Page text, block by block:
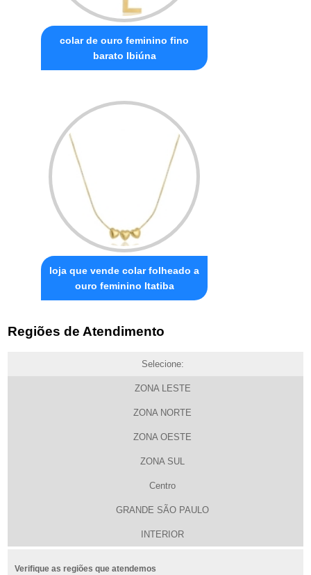
colar de ouro feminino fino
barato Ibiúna
loja que vende colar folheado a
ouro feminino Itatiba
Regiões de Atendimento
Selecione:
ZONA LESTE
ZONA NORTE
ZONA OESTE
ZONA SUL
Centro
GRANDE SÃO PAULO
INTERIOR
Verifique as regiões que atendemos